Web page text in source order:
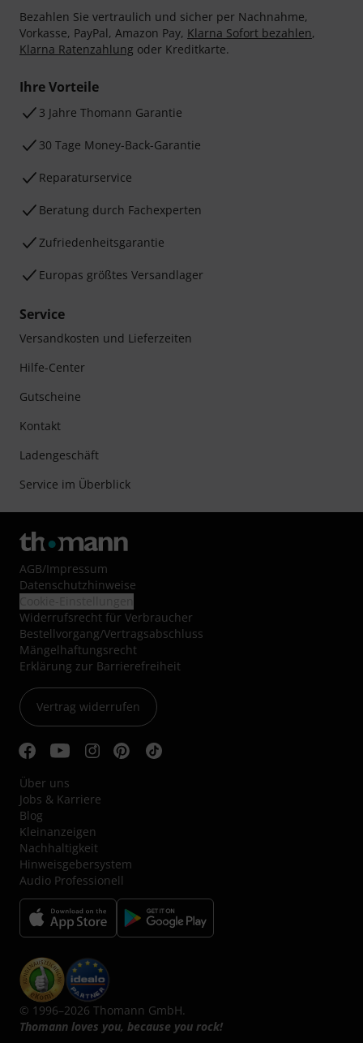
Bezahlen Sie vertraulich und sicher per Nachnahme,
Vorkasse, PayPal, Amazon Pay, Klarna Sofort bezahlen,
Klarna Ratenzahlung oder Kreditkarte.
Ihre Vorteile
3 Jahre Thomann Garantie
30 Tage Money-Back-Garantie
Reparaturservice
Beratung durch Fachexperten
Zufriedenheitsgarantie
Europas größtes Versandlager
Service
Versandkosten und Lieferzeiten
Hilfe-Center
Gutscheine
Kontakt
Ladengeschäft
Service im Überblick
AGB/Impressum
Datenschutzhinweise
Widerrufsrecht für Verbraucher
Bestellvorgang/Vertragsabschluss
Mängelhaftungsrecht
Erklärung zur Barrierefreiheit
Vertrag widerrufen
Über uns
Jobs & Karriere
Blog
Kleinanzeigen
Nachhaltigkeit
Hinweisgebersystem
Audio Professionell
© 1996–2026 Thomann GmbH.
Thomann loves you, because you rock!